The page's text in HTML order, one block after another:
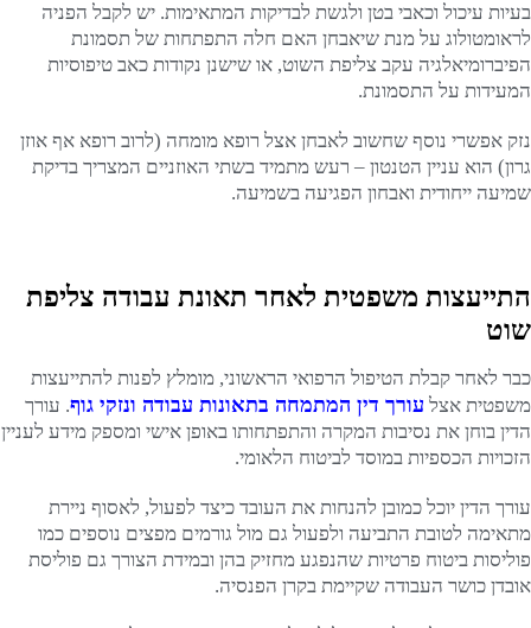
בעיות עיכול וכאבי בטן ולגשת לבדיקות המתאימות. יש לקבל הפניה
לראומטולוג על מנת שיאבחן האם חלה התפתחות של תסמונת
הפיברומיאלגיה עקב צליפת השוט, או שישנן נקודות כאב טיפוסיות
המעידות על התסמונת.
נזק אפשרי נוסף שחשוב לאבחן אצל רופא מומחה (לרוב רופא אף אוזן
גרון) הוא עניין הטנטון – רעש מתמיד בשתי האוזניים המצריך בדיקת
שמיעה ייחודית ואבחון הפגיעה בשמיעה.
התייעצות משפטית לאחר תאונת עבודה צליפת
שוט
כבר לאחר קבלת הטיפול הרפואי הראשוני, מומלץ לפנות להתייעצות
משפטית אצל עורך דין המתמחה בתאונות עבודה ונזקי גוף. עורך
הדין בוחן את נסיבות המקרה והתפתחותו באופן אישי ומספק מידע לעניין
הזכויות הכספיות במוסד לביטוח הלאומי.
עורך הדין יוכל כמובן להנחות את העובד כיצד לפעול, לאסוף ניירת
מתאימה לטובת התביעה ולפעול גם מול גורמים מפצים נוספים כמו
פוליסות ביטוח פרטיות שהנפגע מחזיק בהן ובמידת הצורך גם פוליסת
אובדן כושר העבודה שקיימת בקרן הפנסיה.